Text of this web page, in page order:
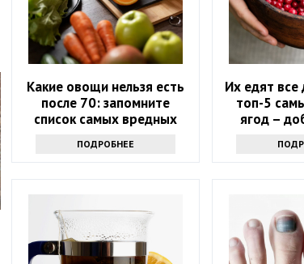
Какие овощи нельзя есть
после 70: запомните
список самых вредных
ПОДРОБНЕЕ
Их едят все
топ-5
ягод –